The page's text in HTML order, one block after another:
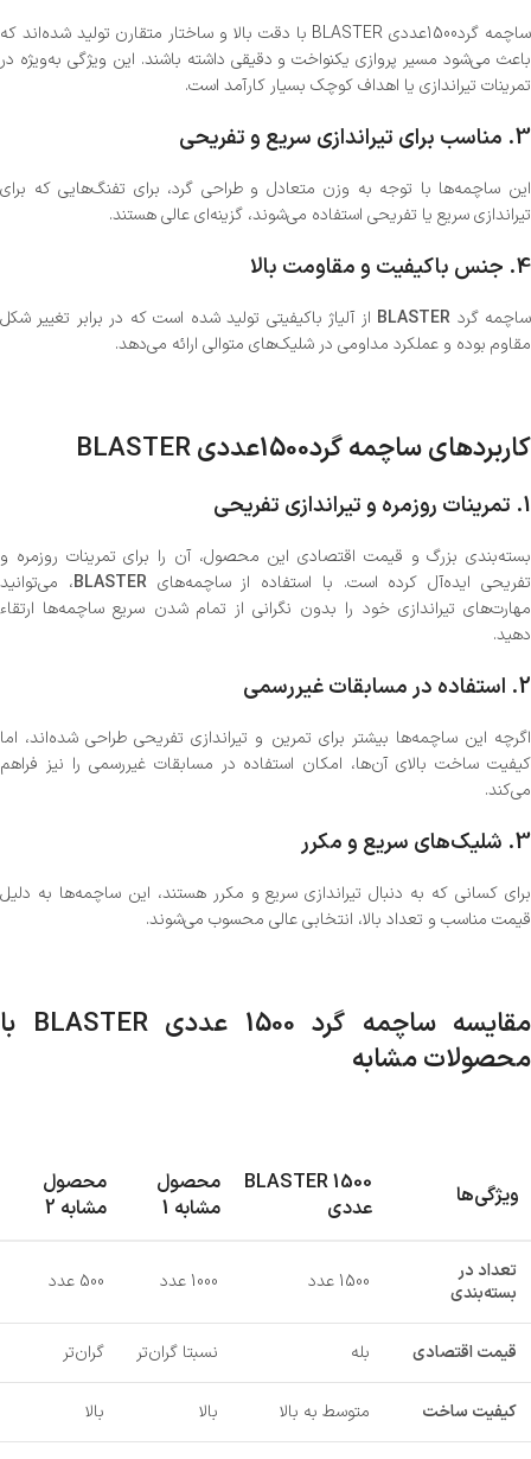
ساچمه گرد‌1500عددی BLASTER با دقت بالا و ساختار متقارن تولید شده‌اند که
باعث می‌شود مسیر پروازی یکنواخت و دقیقی داشته باشند. این ویژگی به‌ویژه در
تمرینات تیراندازی یا اهداف کوچک بسیار کارآمد است.
3. مناسب برای تیراندازی سریع و تفریحی
این ساچمه‌ها با توجه به وزن متعادل و طراحی گرد، برای تفنگ‌هایی که برای
تیراندازی سریع یا تفریحی استفاده می‌شوند، گزینه‌ای عالی هستند.
4. جنس باکیفیت و مقاومت بالا
ساچمه گرد BLASTER از آلیاژ باکیفیتی تولید شده است که در برابر تغییر شکل
مقاوم بوده و عملکرد مداومی در شلیک‌های متوالی ارائه می‌دهد.
کاربردهای ساچمه گرد‌1500عددی BLASTER
1. تمرینات روزمره و تیراندازی تفریحی
بسته‌بندی بزرگ و قیمت اقتصادی این محصول، آن را برای تمرینات روزمره و
تفریحی ایده‌آل کرده است. با استفاده از ساچمه‌هایBLASTER، می‌توانید
مهارت‌های تیراندازی خود را بدون نگرانی از تمام شدن سریع ساچمه‌ها ارتقاء
دهید.
2. استفاده در مسابقات غیررسمی
اگرچه این ساچمه‌ها بیشتر برای تمرین و تیراندازی تفریحی طراحی شده‌اند، اما
کیفیت ساخت بالای آن‌ها، امکان استفاده در مسابقات غیررسمی را نیز فراهم
می‌کند.
3. شلیک‌های سریع و مکرر
برای کسانی که به دنبال تیراندازی سریع و مکرر هستند، این ساچمه‌ها به دلیل
قیمت مناسب و تعداد بالا، انتخابی عالی محسوب می‌شوند.
مقایسه ساچمه گرد 1500 عددی BLASTER با
محصولات مشابه
ویژگی‌ها
BLASTER 1500
عددی
محصول
مشابه 1
محصول
مشابه 2
تعداد در
بسته‌بندی
1500 عدد 1000 عدد 500 عدد
قیمت اقتصادی بله نسبتا گران‌تر گران‌تر
کیفیت ساخت متوسط به بالا بالا بالا